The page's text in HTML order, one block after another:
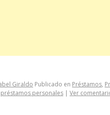
Giraldo Publicado en Préstamos,
préstamos personales | Ver